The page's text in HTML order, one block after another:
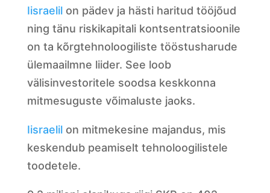
Iisraelilon pädev ja hästi haritud tööjõud
ning tänu riskikapitali kontsentratsioonile
on ta kõrgtehnoloogiliste tööstusharude
ülemaailmne liider. See loob
välisinvestoritele soodsa keskkonna
mitmesuguste võimaluste jaoks.
Iisraelilon mitmekesine majandus, mis
keskendub peamiselt tehnoloogilistele
toodetele.